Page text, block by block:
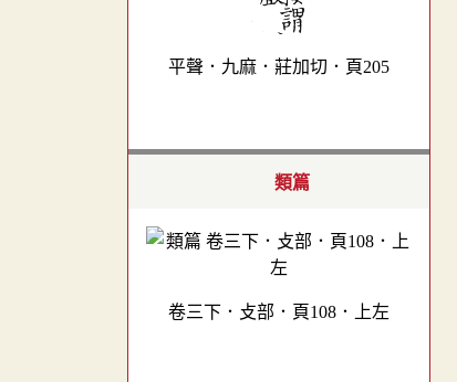
平聲．九麻．莊加切．頁205
類篇
卷三下．攴部．頁108．上左